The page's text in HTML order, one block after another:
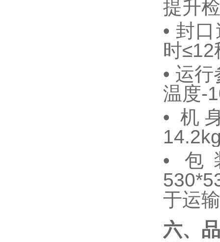
提升
• 封
时≤12
• 运行
温度-
•机
•包
于运
六、